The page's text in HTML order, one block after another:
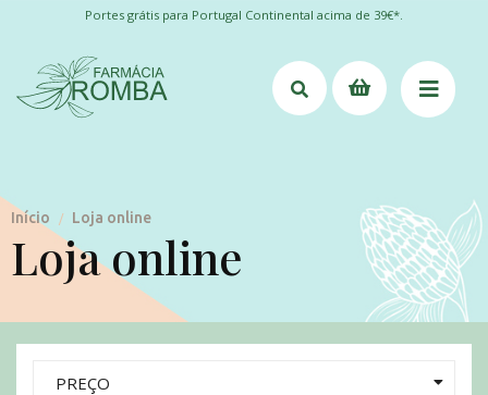
Portes grátis para Portugal Continental acima de 39€*.
Início / Loja online
Loja online
PREÇO